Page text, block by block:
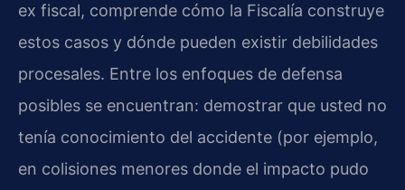
ex fiscal, comprende cómo la Fiscalía construye
estos casos y dónde pueden existir debilidades
procesales. Entre los enfoques de defensa
posibles se encuentran: demostrar que usted no
tenía conocimiento del accidente (por ejemplo,
en colisiones menores donde el impacto pudo